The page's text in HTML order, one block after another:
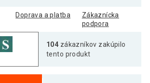
Doprava a platba
Zákaznícka
podpora
104 zákazníkov zakúpilo
tento produkt